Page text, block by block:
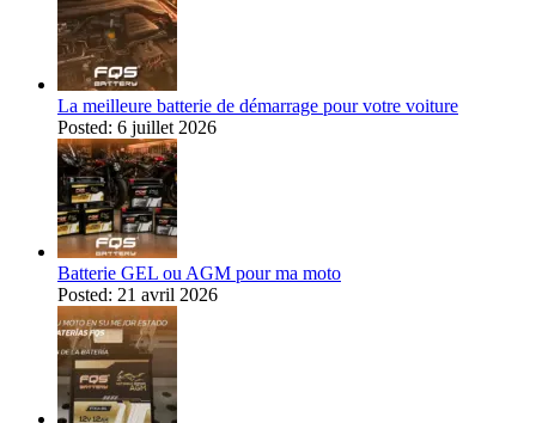
La meilleure batterie de démarrage pour votre voiture
Posted: 6 juillet 2026
Batterie GEL ou AGM pour ma moto
Posted: 21 avril 2026